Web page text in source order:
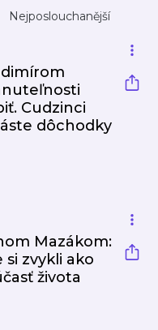
Nejposlouchanější
Cudzinci
dôchodky
Mazákom:
zvykli ako
života